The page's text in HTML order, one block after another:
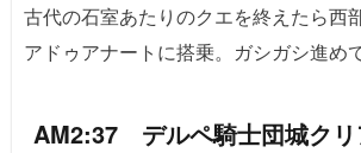
古代の石室あたりのクエを終えたら西
アドゥアナートに搭乗。ガシガシ進め
AM2:37 デルペ騎士団城ク